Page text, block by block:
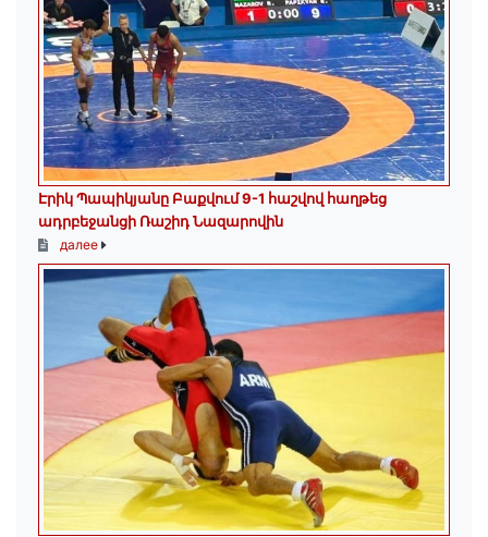
Էրիկ Պապիկյանը Բաքվում 9-1 հաշվով հաղթեց
ադրբեջանցի Ռաշիդ Նազարովին
далее